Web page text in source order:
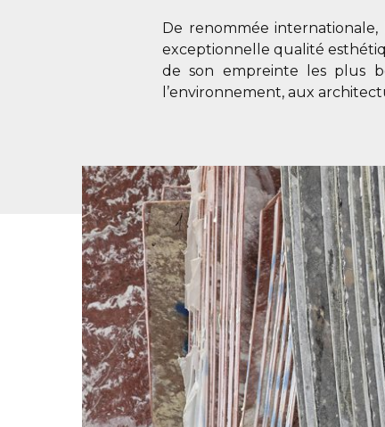
De renommée
exceptionnelle qualité
de son empreinte les plus
l’environnement, aux